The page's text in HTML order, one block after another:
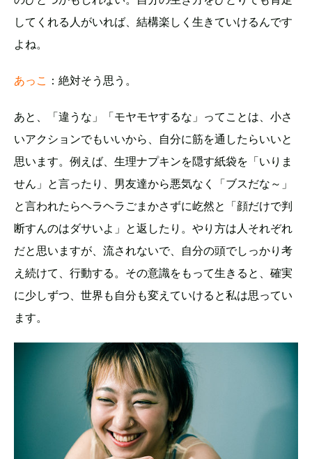
してくれる人がいれば、結構楽しく生きていけるんです
よね。
あっこ ：絶対そう思う。
あと、「違うな」「モヤモヤするな」ってことは、小さ
いアクションでもいいから、自分に筋を通したらいいと
思います。例えば、生理ナプキンを隠す紙袋を「いりま
せん」と言ったり、男友達から悪気なく「ブスだな～」
と言われたらヘラヘラごまかさずに屹然と「顔だけで判
断すんのはダサいよ」と返したり。やり方は人それぞれ
だと思いますが、流されないで、自分の頭でしっかり考
え続けて、行動する。その意識をもって生きると、確実
に少しずつ、世界も自分も変えていけると私は思ってい
ます。